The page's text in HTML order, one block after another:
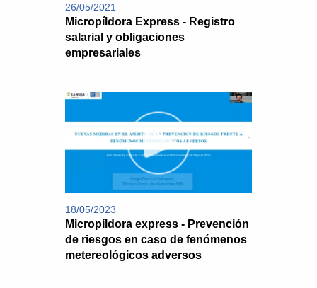
26/05/2021
Micropíldora Express - Registro
salarial y obligaciones
empresariales
18/05/2023
Micropíldora express - Prevención
de riesgos en caso de fenómenos
metereológicos adversos